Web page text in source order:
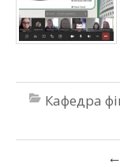
Кафедра
←